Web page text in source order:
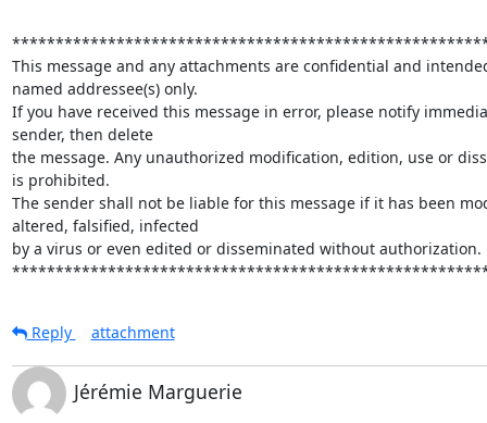
This message and any attachments are confidential and
named addressee(s) only.
If you have received this message in error, please notify
sender, then delete
the message. Any unauthorized modification, edition, use or
is prohibited.
The sender shall not be liable for this message if it has been
altered, falsified, infected
by a virus or even edited or disseminated without authorization.
Reply attachment
Jérémie Marguerie